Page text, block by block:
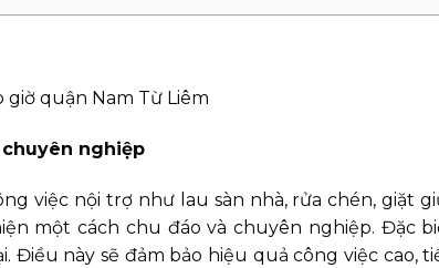
quận Nam Từ Liêm
nghiệp
việc nội trợ như lau sàn nhà, rửa chén, giặt
một cách chu đáo và chuyên nghiệp. Đặc
này sẽ đảm bảo hiệu quả công việc cao,